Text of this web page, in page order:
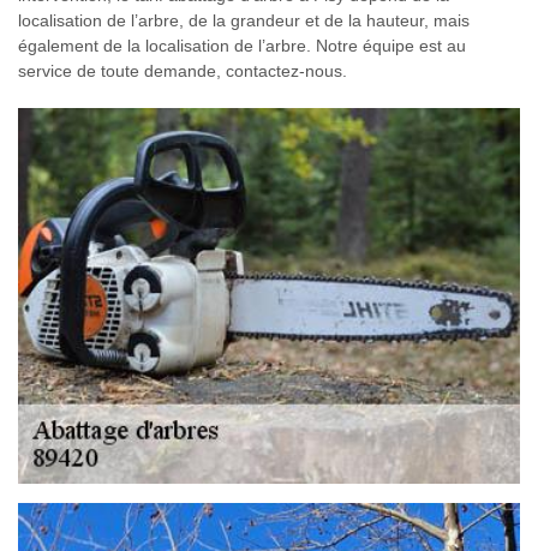
localisation de l’arbre, de la grandeur et de la hauteur, mais
également de la localisation de l’arbre. Notre équipe est au
service de toute demande, contactez-nous.